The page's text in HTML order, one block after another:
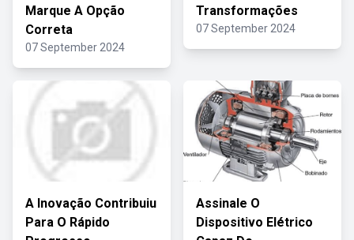
Marque A Opção
Correta
07 September 2024
Transformações
07 September 2024
A Inovação Contribuiu
Para O Rápido
Assinale O
Dispositivo Elétrico